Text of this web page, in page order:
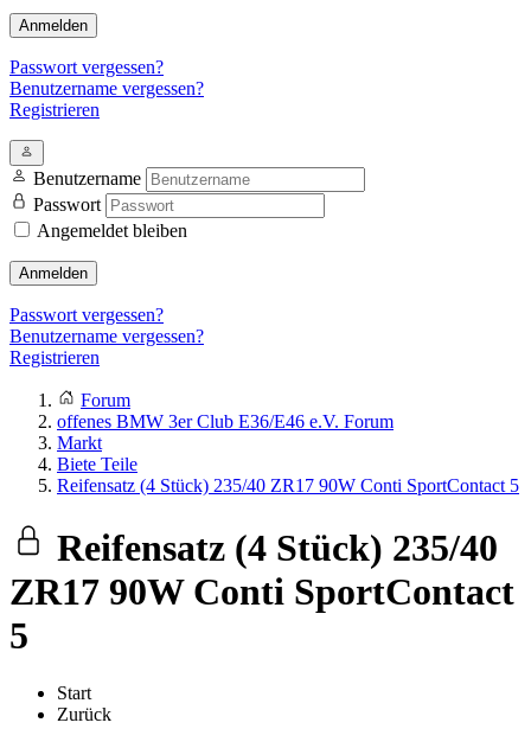
Anmelden
Passwort vergessen?
Benutzername vergessen?
Registrieren
Benutzername
Passwort
Angemeldet bleiben
Anmelden
Passwort vergessen?
Benutzername vergessen?
Registrieren
Forum
offenes BMW 3er Club E36/E46 e.V. Forum
Markt
Biete Teile
Reifensatz (4 Stück) 235/40 ZR17 90W Conti SportContact 5
Reifensatz (4 Stück) 235/40
ZR17 90W Conti SportContact
5
Start
Zurück